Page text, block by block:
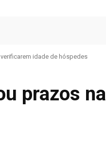
idade de hóspedes
prazos na